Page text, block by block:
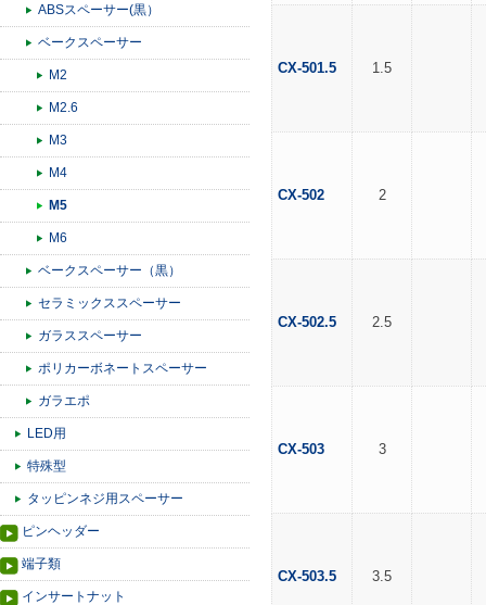
ABSスペーサー(黒）
ベークスペーサー
M2
M2.6
M3
M4
M5
M6
ベークスペーサー（黒）
セラミックススペーサー
ガラススペーサー
ポリカーボネートスペーサー
ガラエポ
LED用
特殊型
タッピンネジ用スペーサー
ピンヘッダー
端子類
インサートナット
CX-501.5 1.5
CX-502 2
CX-502.5 2.5
CX-503 3
CX-503.5 3.5